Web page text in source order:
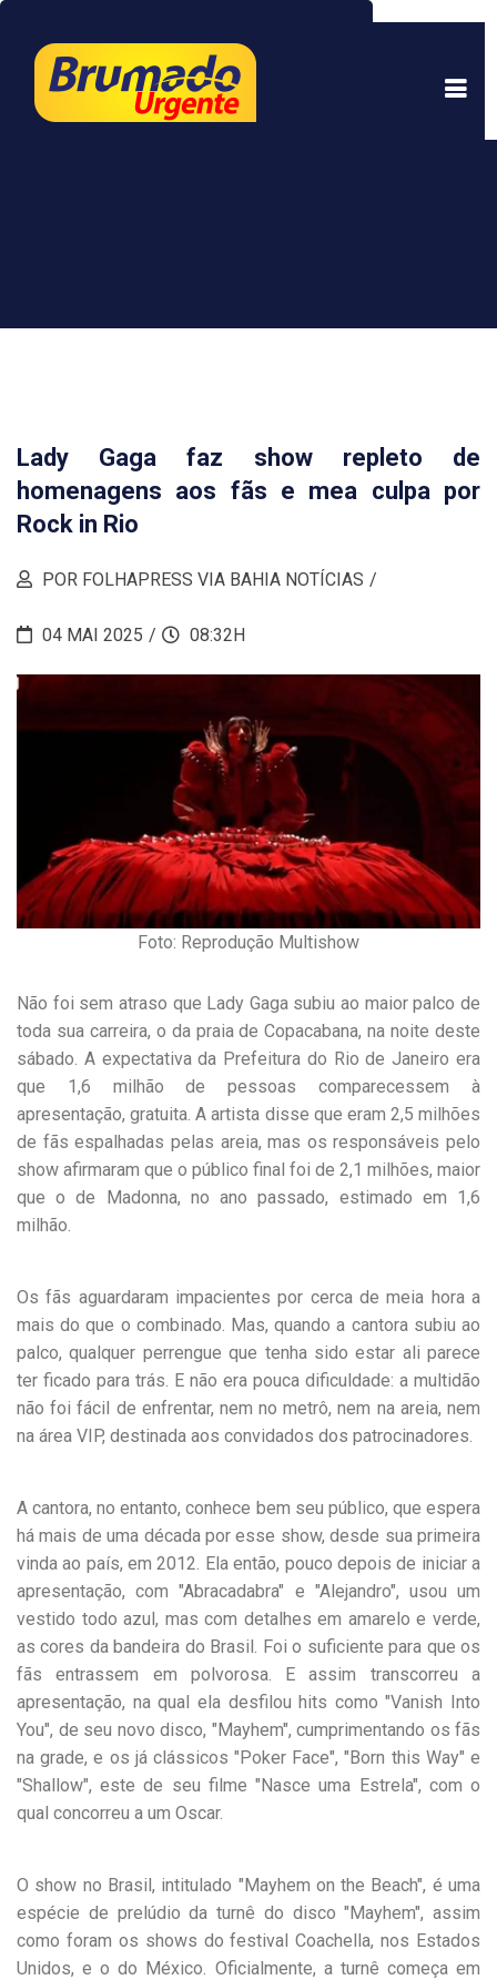
experiência. Ao continuar a navegar, você está
de acordo com isso.Saber mais.
Lady Gaga faz show repleto de
homenagens aos fãs e mea culpa por
Rock in Rio
POR FOLHAPRESS VIA BAHIA NOTÍCIAS
04 MAI 2025 08:32H
Foto: Reprodução Multishow
Não foi sem atraso que Lady Gaga subiu ao maior palco de
toda sua carreira, o da praia de Copacabana, na noite deste
sábado. A expectativa da Prefeitura do Rio de Janeiro era
que 1,6 milhão de pessoas comparecessem à
apresentação, gratuita. A artista disse que eram 2,5 milhões
de fãs espalhadas pelas areia, mas os responsáveis pelo
show afirmaram que o público final foi de 2,1 milhões, maior
que o de Madonna, no ano passado, estimado em 1,6
milhão.
Os fãs aguardaram impacientes por cerca de meia hora a
mais do que o combinado. Mas, quando a cantora subiu ao
palco, qualquer perrengue que tenha sido estar ali parece
ter ficado para trás. E não era pouca dificuldade: a multidão
não foi fácil de enfrentar, nem no metrô, nem na areia, nem
na área VIP, destinada aos convidados dos patrocinadores.
A cantora, no entanto, conhece bem seu público, que espera
há mais de uma década por esse show, desde sua primeira
vinda ao país, em 2012. Ela então, pouco depois de iniciar a
apresentação, com "Abracadabra" e "Alejandro", usou um
vestido todo azul, mas com detalhes em amarelo e verde,
as cores da bandeira do Brasil. Foi o suficiente para que os
fãs entrassem em polvorosa. E assim transcorreu a
apresentação, na qual ela desfilou hits como "Vanish Into
You", de seu novo disco, "Mayhem", cumprimentando os fãs
na grade, e os já clássicos "Poker Face", "Born this Way" e
"Shallow", este de seu filme "Nasce uma Estrela", com o
qual concorreu a um Oscar.
O show no Brasil, intitulado "Mayhem on the Beach", é uma
espécie de prelúdio da turnê do disco "Mayhem", assim
como foram os shows do festival Coachella, nos Estados
Unidos, e o do México. Oficialmente, a turnê começa em